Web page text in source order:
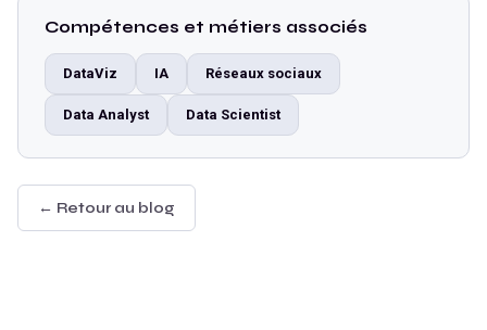
Compétences et métiers associés
DataViz IA Réseaux sociaux
Data Analyst Data Scientist
← Retour au blog